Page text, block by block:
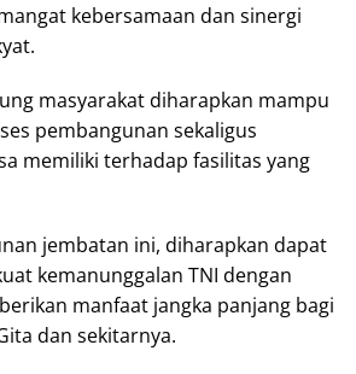
kebersamaan dan sinergi
masyarakat diharapkan mampu
pembangunan sekaligus
memiliki terhadap fasilitas yang
jembatan ini, diharapkan dapat
kemanunggalan TNI dengan
manfaat jangka panjang bagi
dan sekitarnya.